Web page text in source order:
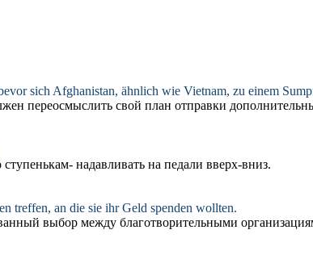
sich Afghanistan, ähnlich wie Vietnam, zu einem
переосмыслить свой план отправки
ступенькам- надавливать на педали вверх-вниз.
treffen, an die sie ihr Geld spenden wollten.
выбор между благотворительными